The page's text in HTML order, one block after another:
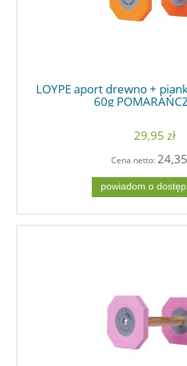
LOYPE aport drewno +
60g
29,95 zł
Cena netto:24,35
powiadom o